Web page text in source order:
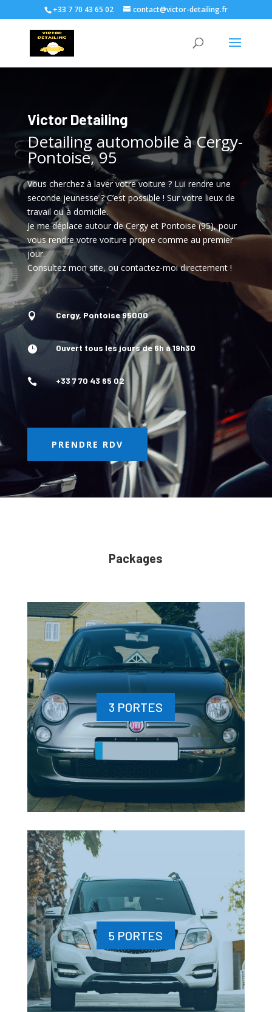
+33 7 70 43 65 02 contact@victor-detailing.fr
Victor Detailing
Detailing automobile à Cergy-
Pontoise, 95
Vous cherchez à laver votre voiture ? Lui rendre une
seconde jeunesse ? C’est possible ! Sur votre lieux de
travail ou à domicile.
Je me déplace autour de Cergy et Pontoise (95), pour
vous rendre votre voiture propre comme au premier
jour.
Consultez mon site, ou contactez-moi directement !
 Cergy, Pontoise 95000
 Ouvert tous les jours de 6h à 19h30
 +33 7 70 43 65 02
PRENDRE RDV
Packages
3 PORTES
5 PORTES